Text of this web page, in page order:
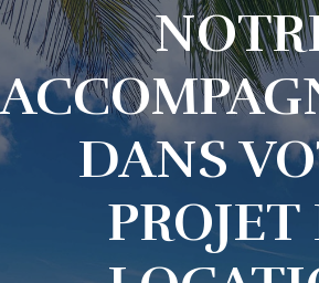
DANS
PROJET